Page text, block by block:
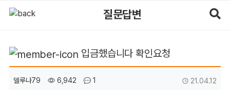
질문답변
입금했습니다 확인요청
작성자
델루나79 6,942 조회1 작성일21.04.12